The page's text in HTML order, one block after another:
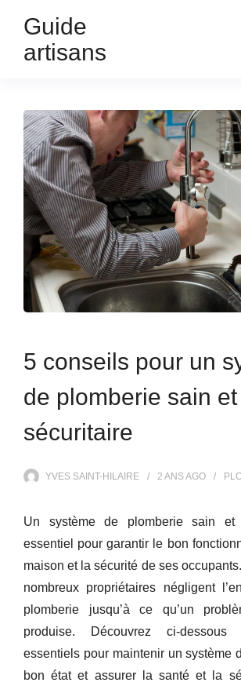
Guide
artisans
5 conseils pour un
de plomberie sain et
sécuritaire
YVES SAINT-HILAIRE 2 ANSAGO
Un système de plomberie sain et
essentiel pour garantir le bon
maison et la sécurité de ses
nombreux propriétaires négligent
plomberie jusqu’à ce qu’un
produise. Découvrez ci-
essentiels pour maintenir un système
bon état et assurer la santé et la